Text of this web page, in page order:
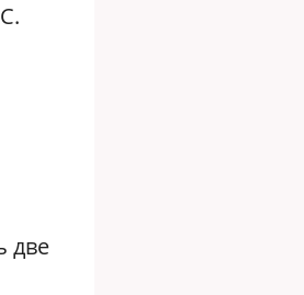
две